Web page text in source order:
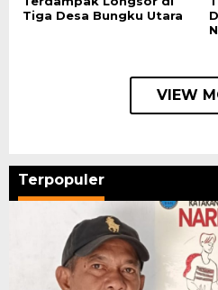
Tiga Desa Bungku Utara
VIEW
Terpopuler